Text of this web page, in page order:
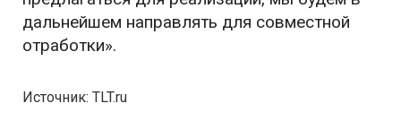
дальнейшем направлять для совместной
отработки».
Источник: TLT.ru